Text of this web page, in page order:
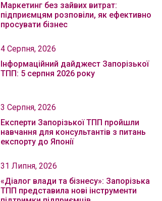
Маркетинг без зайвих витрат:
підприємцям розповіли, як ефективно
просувати бізнес
4 Серпня, 2026
Інформаційний дайджест Запорізької
ТПП: 5 серпня 2026 року
3 Серпня, 2026
Експерти Запорізької ТПП пройшли
навчання для консультантів з питань
експорту до Японії
31 Липня, 2026
«Діалог влади та бізнесу»: Запорізька
ТПП представила нові інструменти